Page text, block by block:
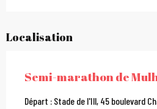
Localisation
Semi-marathon de
Départ : Stade de l'Ill, 45 boulevard